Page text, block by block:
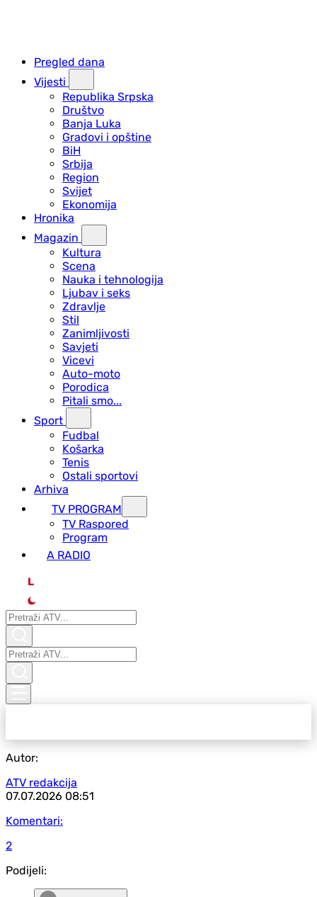
Pregled dana
Vijesti
Republika Srpska
Društvo
Banja Luka
Gradovi i opštine
BiH
Srbija
Region
Svijet
Ekonomija
Hronika
Magazin
Kultura
Scena
Nauka i tehnologija
Ljubav i seks
Zdravlje
Stil
Zanimljivosti
Savjeti
Vicevi
Auto-moto
Porodica
Pitali smo...
Sport
Fudbal
Košarka
Tenis
Ostali sportovi
Arhiva
TV PROGRAM
ТV Raspored
Program
A RADIO
L
Autor:
ATV redakcija
07.07.2026 08:51
Komentari:
2
Podijeli: